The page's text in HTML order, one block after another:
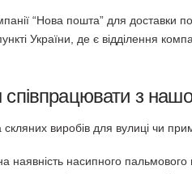
“Нова пошта” для доставки
України, де є відділення
співпрацювати з
скляних виробів для вулиці чи
наявність насипного пальмового